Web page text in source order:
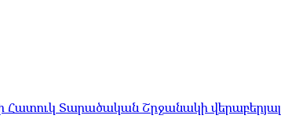
Հատուկ Տարածական Շրջանակի վերաբերյալ